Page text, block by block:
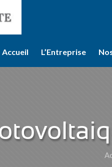
Accueil L’Entreprise